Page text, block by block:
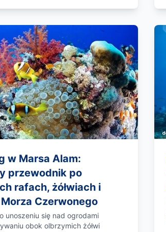
w Marsa Alam:
przewodnik po
rafach, żółwiach i
Czerwonego
unoszeniu się nad ogrodami
obok olbrzymich żółwi